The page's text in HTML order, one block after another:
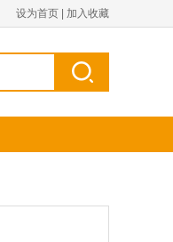
设为首页 加入收藏